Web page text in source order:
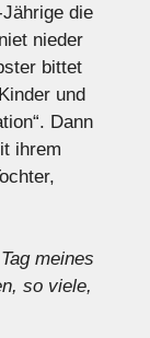
die
nieder
bittet
und
Dann
ihrem
meines
so viele,